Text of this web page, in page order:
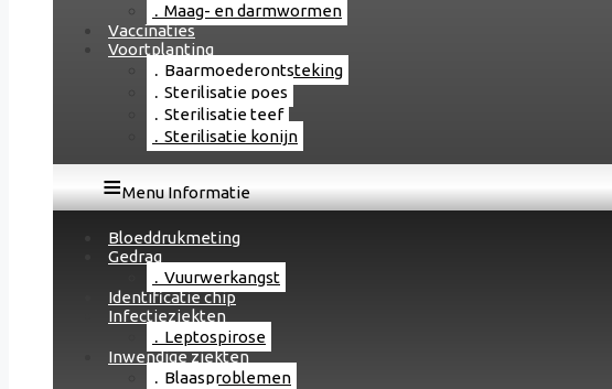
Maag- en darmwormen
Vaccinaties
Voortplanting
Baarmoederontsteking
Sterilisatie poes
Sterilisatie teef
Sterilisatie konijn
Menu Informatie
Bloeddrukmeting
Gedrag
Vuurwerkangst
Identificatie chip
Infectieziekten
Leptospirose
Inwendige ziekten
Blaasproblemen